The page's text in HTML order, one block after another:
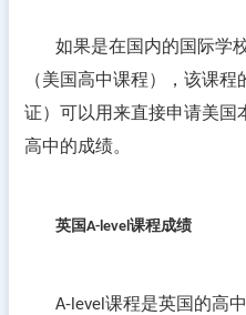
如果是在国内的国际学
（美国高中课程），该课
证）可以用来直接申请美国
高中的成绩。
英国A-level课程成绩
A-level 课程是英国的高中